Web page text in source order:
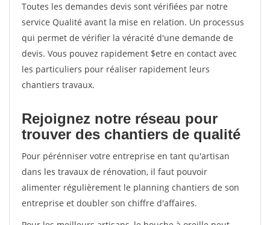
Toutes les demandes devis sont vérifiées par notre
service Qualité avant la mise en relation. Un processus
qui permet de vérifier la véracité d'une demande de
devis. Vous pouvez rapidement $etre en contact avec
les particuliers pour réaliser rapidement leurs
chantiers travaux.
Rejoignez notre réseau pour
trouver des chantiers de qualité
Pour pérénniser votre entreprise en tant qu'artisan
dans les travaux de rénovation, il faut pouvoir
alimenter régulièrement le planning chantiers de son
entreprise et doubler son chiffre d'affaires.